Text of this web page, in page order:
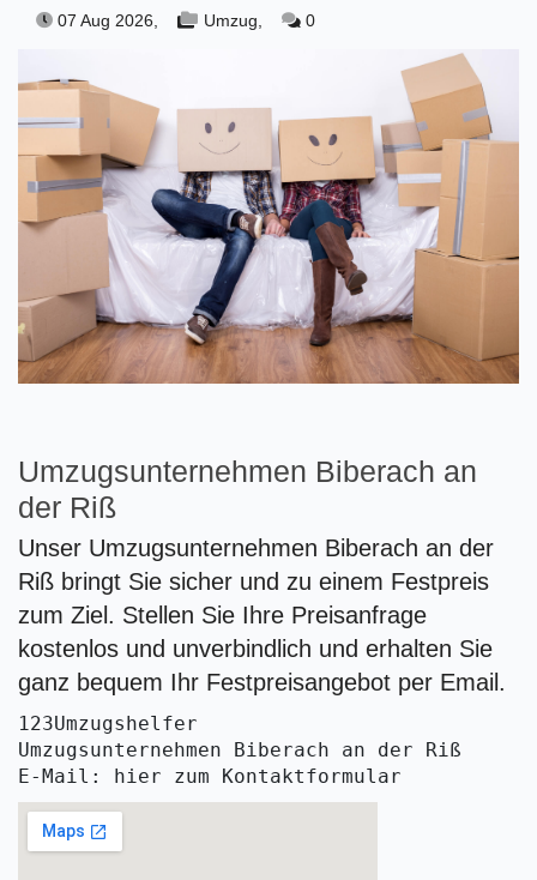
07 Aug 2026, Umzug, 0
Umzugsunternehmen Biberach an
der Riß
Unser Umzugsunternehmen Biberach an der
Riß bringt Sie sicher und zu einem Festpreis
zum Ziel. Stellen Sie Ihre Preisanfrage
kostenlos und unverbindlich und erhalten Sie
ganz bequem Ihr Festpreisangebot per Email.
123Umzugshelfer
Umzugsunternehmen Biberach an der Riß
E-Mail: hier zum Kontaktformular